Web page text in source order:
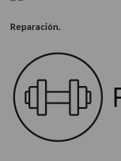
Reparación.